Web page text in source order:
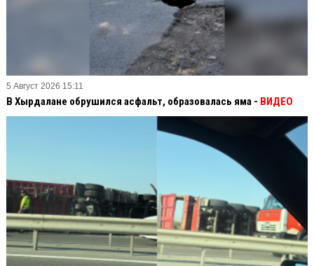
5 Август 2026 15:11
В Хырдалане обрушился асфальт, образовалась яма - ВИДЕО